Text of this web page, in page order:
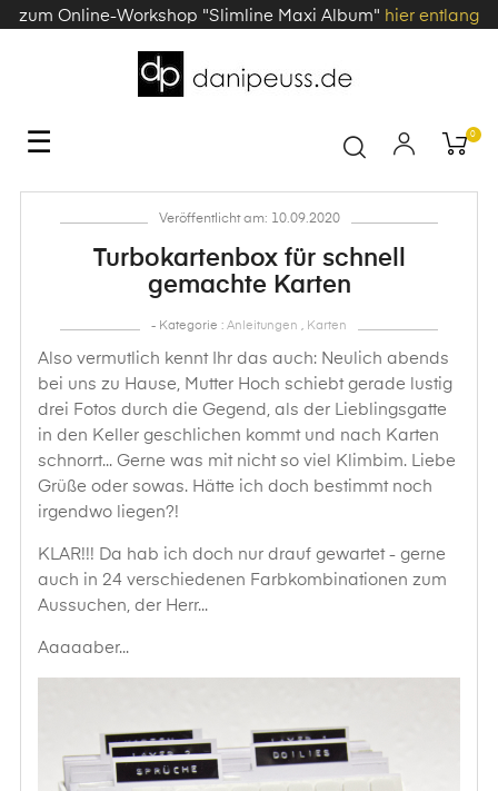
zum Online-Workshop "Slimline Maxi Album" hier entlang
Toggle
☰ 0
Veröffentlicht am: 10.09.2020
Turbokartenbox für schnell
gemachte Karten
- Kategorie : Anleitungen Karten
Also vermutlich kennt Ihr das auch: Neulich abends
bei uns zu Hause, Mutter Hoch schiebt gerade lustig
drei Fotos durch die Gegend, als der Lieblingsgatte
in den Keller geschlichen kommt und nach Karten
schnorrt... Gerne was mit nicht so viel Klimbim. Liebe
Grüße oder sowas. Hätte ich doch bestimmt noch
irgendwo liegen?!
KLAR!!! Da hab ich doch nur drauf gewartet - gerne
auch in 24 verschiedenen Farbkombinationen zum
Aussuchen, der Herr...
Aaaaaber...